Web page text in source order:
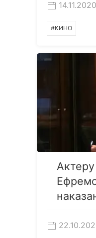
14.11.2020
#КИНО